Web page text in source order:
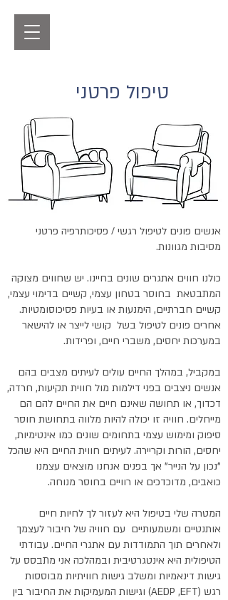
טיפול פרטני
אנשים פונים לטיפול רגשי / פסיכותרפיה פרטני
מסיבות מגוונות.
כולנו חווים אתגרים שונים בחיינו. יש שחווים מצוקה
המתבטאת בחוסר בטחון עצמי, קשיים בדימוי עצמי,
קשיים חברתיים, הימנעות או בעיות פסיכוסומטיות.
אחרים פונים לטיפול בשל קושי לייצר או להישאר
במערכות יחסים, משברי חיים, ופרידות.
במקביל, במהלך החיים עולים לעיתים מצבים בהם
אנשים ניצבים בפני דילמות מול חווית תקיעות, חרדה,
דכדוך, או תחושה שאינם חיים את החיים להם הם
מייחלים. חוויה זו יכולה להיות מלווה בתחושת חוסר
סיפוק ומימוש עצמי בתחומים שונים כמו אינטימיות,
יחסים, הורות וקריירה. לעיתים חווית החיים היא שהכל
"נכון על הנייר" אך בפנים אנחנו מוצאים עצמנו
כואבים, מדוכדכים או רוויים בחוסר מנוחה.
המטרה שלי בטיפול היא לעזור לך לחיות חיים
אותנטיים ומשמעותיים עם חוויה של חיבור לעצמך
ולאחרים תוך התמודדות עם אתגרי החיים. עבודתי
הטיפולית היא אינטגרטיבית ובמהלכה אני מתבסס על
גישות דינאמיות ומשלב גישות חוויתיות מבוססות
רגש (AEDP ,EFT) וגישות המעמיקות את החיבור בין